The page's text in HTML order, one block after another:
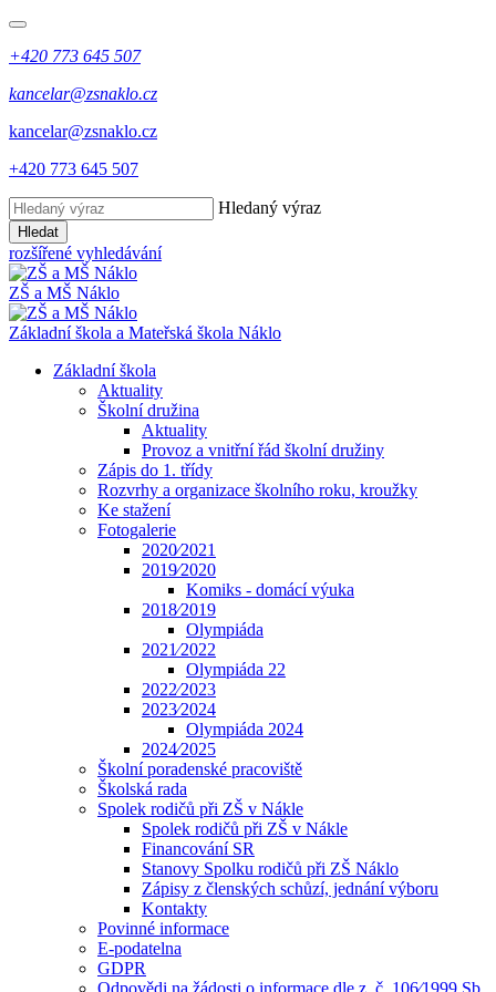
+420 773 645 507
kancelar@zsnaklo.cz
kancelar@zsnaklo.cz
+420 773 645 507
Hledaný výraz
Hledat
rozšířené vyhledávání
ZŠ a MŠ Náklo
Základní škola a Mateřská škola Náklo
Základní škola
Aktuality
Školní družina
Aktuality
Provoz a vnitřní řád školní družiny
Zápis do 1. třídy
Rozvrhy a organizace školního roku, kroužky
Ke stažení
Fotogalerie
2020⁄2021
2019⁄2020
Komiks - domácí výuka
2018⁄2019
Olympiáda
2021⁄2022
Olympiáda 22
2022⁄2023
2023⁄2024
Olympiáda 2024
2024⁄2025
Školní poradenské pracoviště
Školská rada
Spolek rodičů při ZŠ v Nákle
Spolek rodičů při ZŠ v Nákle
Financování SR
Stanovy Spolku rodičů při ZŠ Náklo
Zápisy z členských schůzí, jednání výboru
Kontakty
Povinné informace
E-podatelna
GDPR
Odpovědi na žádosti o informace dle z. č. 106⁄1999 Sb.